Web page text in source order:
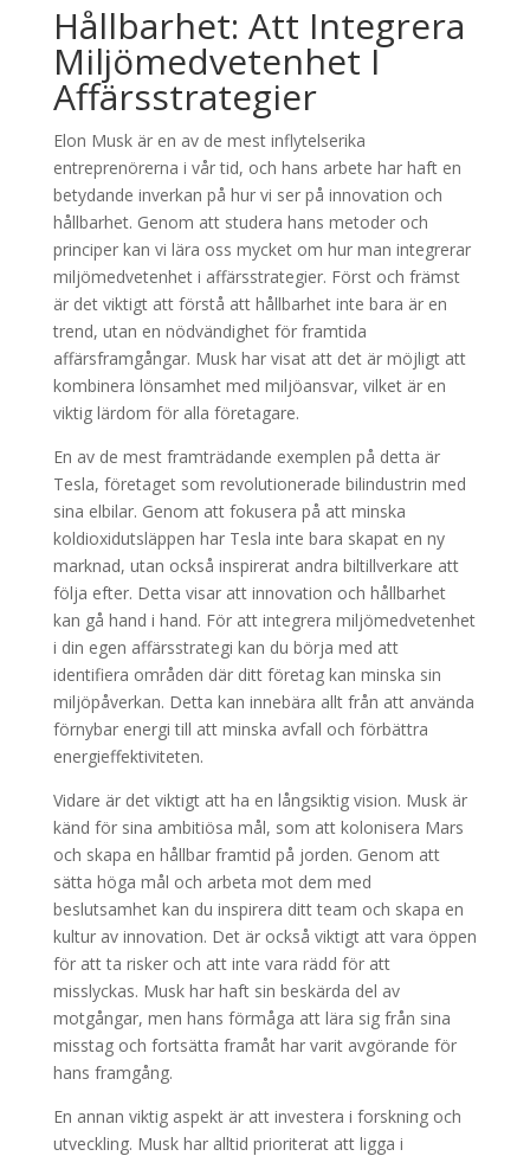
Hållbarhet: Att Integrera
Miljömedvetenhet I
Affärsstrategier
Elon Musk är en av de mest inflytelserika
entreprenörerna i vår tid, och hans arbete har haft en
betydande inverkan på hur vi ser på innovation och
hållbarhet. Genom att studera hans metoder och
principer kan vi lära oss mycket om hur man integrerar
miljömedvetenhet i affärsstrategier. Först och främst
är det viktigt att förstå att hållbarhet inte bara är en
trend, utan en nödvändighet för framtida
affärsframgångar. Musk har visat att det är möjligt att
kombinera lönsamhet med miljöansvar, vilket är en
viktig lärdom för alla företagare.
En av de mest framträdande exemplen på detta är
Tesla, företaget som revolutionerade bilindustrin med
sina elbilar. Genom att fokusera på att minska
koldioxidutsläppen har Tesla inte bara skapat en ny
marknad, utan också inspirerat andra biltillverkare att
följa efter. Detta visar att innovation och hållbarhet
kan gå hand i hand. För att integrera miljömedvetenhet
i din egen affärsstrategi kan du börja med att
identifiera områden där ditt företag kan minska sin
miljöpåverkan. Detta kan innebära allt från att använda
förnybar energi till att minska avfall och förbättra
energieffektiviteten.
Vidare är det viktigt att ha en långsiktig vision. Musk är
känd för sina ambitiösa mål, som att kolonisera Mars
och skapa en hållbar framtid på jorden. Genom att
sätta höga mål och arbeta mot dem med
beslutsamhet kan du inspirera ditt team och skapa en
kultur av innovation. Det är också viktigt att vara öppen
för att ta risker och att inte vara rädd för att
misslyckas. Musk har haft sin beskärda del av
motgångar, men hans förmåga att lära sig från sina
misstag och fortsätta framåt har varit avgörande för
hans framgång.
En annan viktig aspekt är att investera i forskning och
utveckling. Musk har alltid prioriterat att ligga i